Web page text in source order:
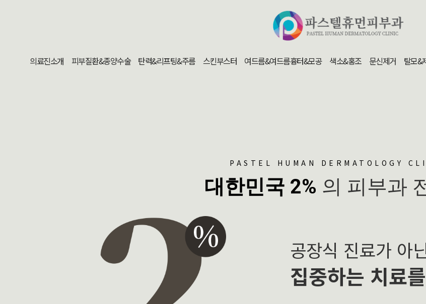
의료진소개 피부질환&종양수술 탄력&리프팅&주름 스킨부스터 여드름&여드름흉터&모공 색소&홍조 문신제거 탈모&
PASTEL HUMAN DERMATOLOGY
대한민국 2% 의 피부과
공장식 진료가 아
집중하는 치료